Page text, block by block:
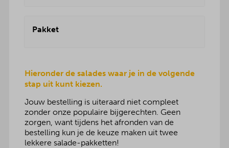
Pakket
Hieronder de salades waar je in de volgende
stap uit kunt kiezen.
Jouw bestelling is uiteraard niet compleet
zonder onze populaire bijgerechten. Geen
zorgen, want tijdens het afronden van de
bestelling kun je de keuze maken uit twee
lekkere salade-pakketten!